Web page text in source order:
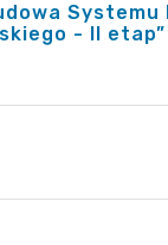
- II etap”